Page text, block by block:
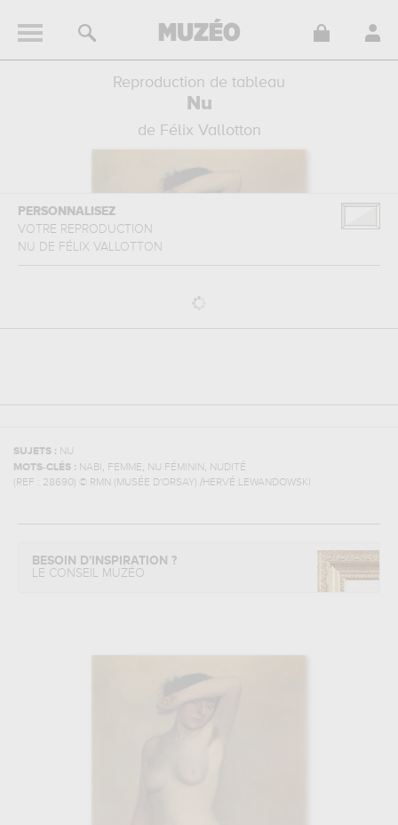
Reproduction de tableau
Nu
de Félix Vallotton
PERSONNALISEZ
VOTRE REPRODUCTION
NU DE FÉLIX VALLOTTON
SUJETS : NU
MOTS-CLÉS : NABI , FEMME, NU FÉMININ , NUDITÉ
(REF : 28690) © RMN (MUSÉE D'ORSAY) /HERVÉ LEWANDOWSKI
BESOIN D'INSPIRATION ?
LE CONSEIL MUZÉO